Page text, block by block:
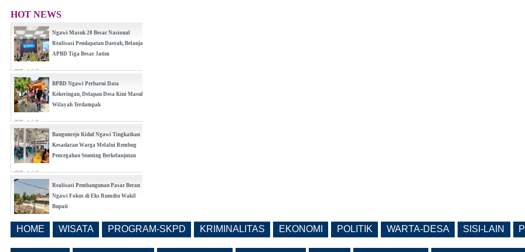
HOT NEWS
Ngawi Masuk 20 Besar Nasional
Realisasi Pendapatan Daerah, Belanja
APBD Tiga Besar Jatim
(0 Reply(s))
BPBD Ngawi Perbarui Data
Kekeringan, Delapan Desa Kini Masuk
Wilayah Terdampak
(0 Reply(s))
Bangunrejo Kidul Ngawi Tingkatkan
Kesadaran Warga Melalui Rembug
Pencegahan Stunting Berkelanjutan
(0 Reply(s))
Realisasi Pembangunan Pasar Beran
Ngawi Fokus di Eks Rumdin Wakil
Bupati
HOME WISATA PROGRAM-SKPD KRIMINALITAS EKONOMI POLITIK WARTA-DESA SISI-LAIN